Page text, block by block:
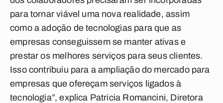
para tornar viável uma nova realidade, assim
como a adoção de tecnologias para que as
empresas conseguissem se manter ativas e
prestar os melhores serviços para seus clientes.
Isso contribuiu para a ampliação do mercado para
empresas que ofereçam serviços ligados à
tecnologia”, explica Patricia Romancini, Diretora